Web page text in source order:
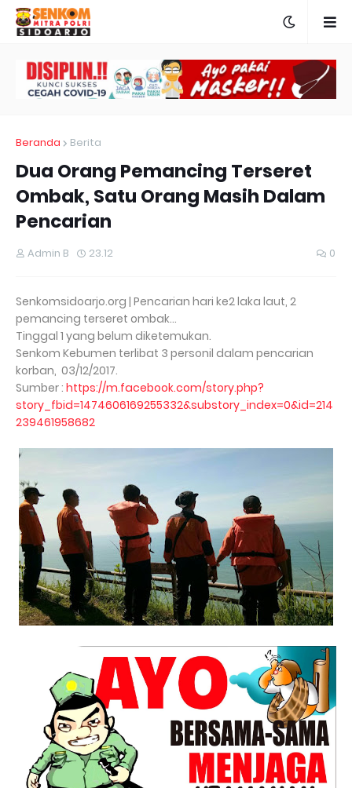
Beranda Berita
Dua Orang Pemancing Terseret
Ombak, Satu Orang Masih Dalam
Pencarian
Admin B 23.12 0
Senkomsidoarjo.org | Pencarian hari ke2 laka laut, 2
pemancing terseret ombak...
Tinggal 1 yang belum diketemukan.
Senkom Kebumen terlibat 3 personil dalam pencarian
korban, 03/12/2017.
Sumber : https://m.facebook.com/story.php?
story_fbid=1474606169255332&substory_index=0&id=214
239461958682